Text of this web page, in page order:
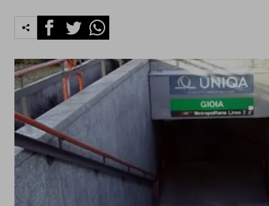
FacebookTwitterWhatsapp